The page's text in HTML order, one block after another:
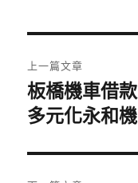
章
導
覽
上一篇文章
上
一
文
章:
板橋機車借
多元化永和